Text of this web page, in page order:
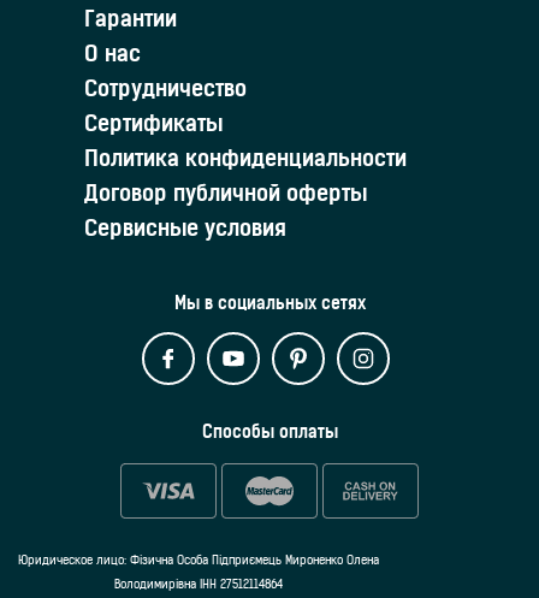
Гарантии
О нас
Сотрудничество
Сертификаты
Политика конфиденциальности
Договор публичной оферты
Сервисные условия
Мы в социальных сетях
Способы оплаты
Юридическое лицо: Фізична Особа Підприємець Мироненко Олена
Володимирівна ІНН 27512114864